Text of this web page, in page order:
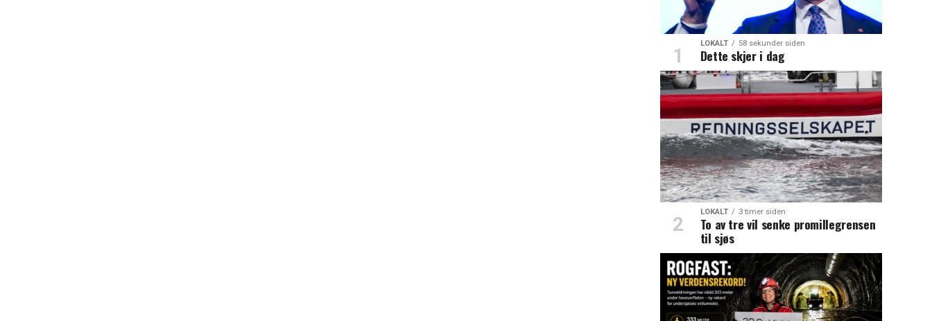
LOKALT 58 sekunder siden
Dette skjer i dag
LOKALT 3 timer siden
To av tre vil senke promillegrensen
til sjøs